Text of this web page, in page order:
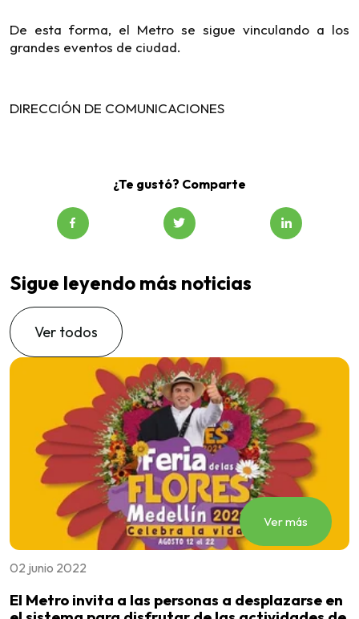
De esta forma, el Metro se sigue vinculando a los
grandes eventos de ciudad.
DIRECCIÓN DE COMUNICACIONES
¿Te gustó? Comparte
Sigue leyendo más noticias
Ver todos
Ver más
02 junio 2022
El Metro invita a las personas a desplazarse en